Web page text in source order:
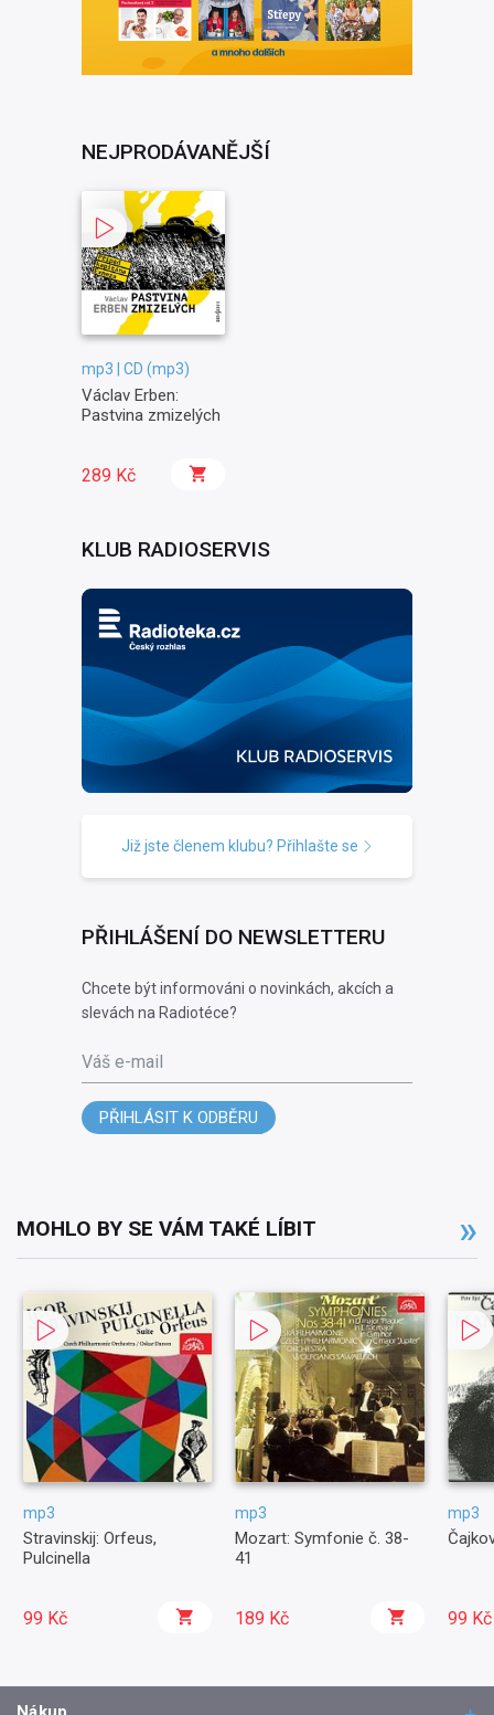
NEJPRODÁVANĚJŠÍ
mp3 | CD (mp3)
Václav Erben:
Pastvina zmizelých
289 Kč
KLUB RADIOSERVIS
Již jste členem klubu? Přihlašte se
PŘIHLÁŠENÍ DO NEWSLETTERU
Chcete být informováni o novinkách, akcích a
slevách na Radiotéce?
Váš e-mail
PŘIHLÁSIT K ODBĚRU
MOHLO BY SE VÁM TAKÉ LÍBIT
mp3
Stravinskij: Orfeus,
Pulcinella
99 Kč
mp3
Mozart: Symfonie č. 38-
41
189 Kč
mp3
99 Kč